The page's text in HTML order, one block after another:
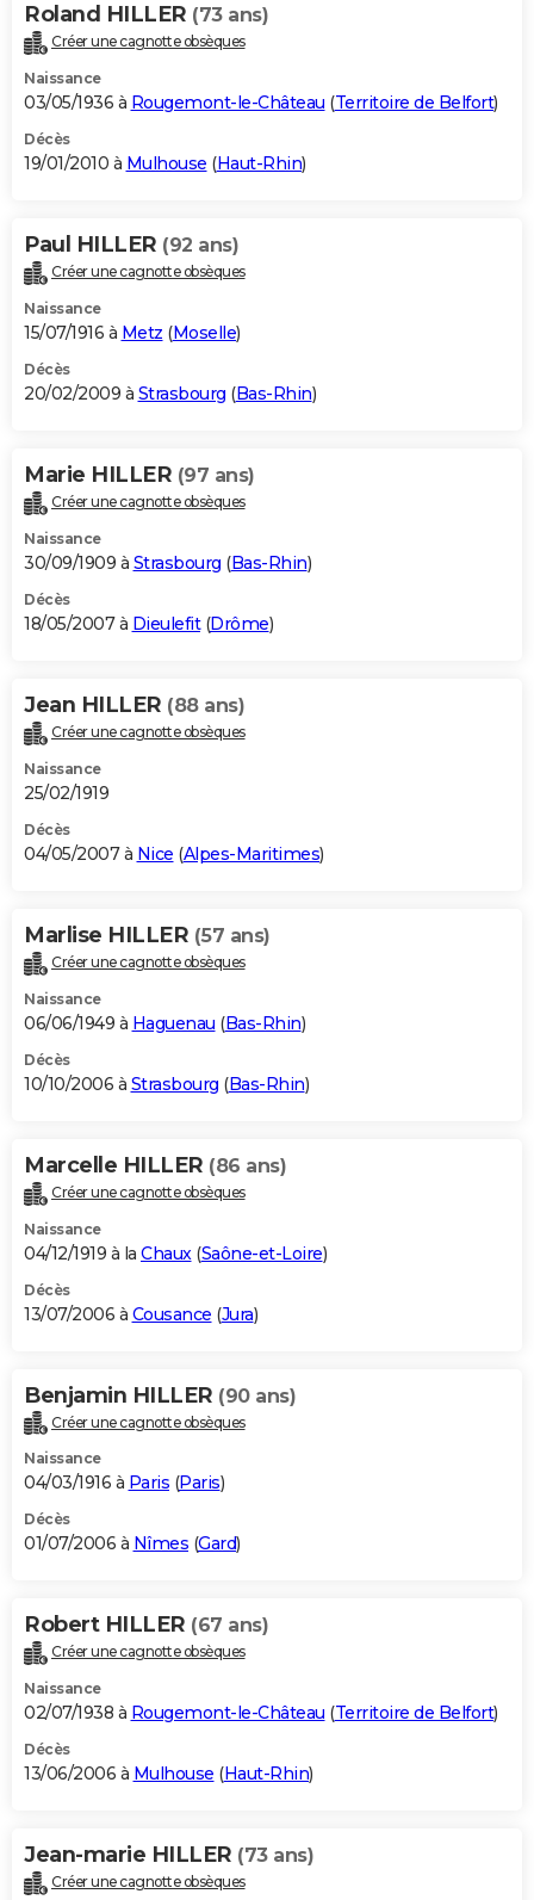
Roland HILLER (73 ans)
Créer une cagnotte obsèques
Naissance
03/05/1936 à Rougemont-le-Château (Territoire de Belfort)
Décès
19/01/2010 à Mulhouse (Haut-Rhin)
Paul HILLER (92 ans)
Créer une cagnotte obsèques
Naissance
15/07/1916 à Metz (Moselle)
Décès
20/02/2009 à Strasbourg (Bas-Rhin)
Marie HILLER (97 ans)
Créer une cagnotte obsèques
Naissance
30/09/1909 à Strasbourg (Bas-Rhin)
Décès
18/05/2007 à Dieulefit(Drôme)
Jean HILLER (88 ans)
Créer une cagnotte obsèques
Naissance
25/02/1919
Décès
04/05/2007 à Nice (Alpes-Maritimes)
Marlise HILLER (57 ans)
Créer une cagnotte obsèques
Naissance
06/06/1949 à Haguenau (Bas-Rhin)
Décès
10/10/2006 à Strasbourg (Bas-Rhin)
Marcelle HILLER (86 ans)
Créer une cagnotte obsèques
Naissance
04/12/1919 à la Chaux (Saône-et-Loire)
Décès
13/07/2006 à Cousance (Jura)
Benjamin HILLER (90 ans)
Créer une cagnotte obsèques
Naissance
04/03/1916 à Paris (Paris)
Décès
01/07/2006 à Nîmes (Gard)
Robert HILLER (67 ans)
Créer une cagnotte obsèques
Naissance
02/07/1938 à Rougemont-le-Château (Territoire de Belfort)
Décès
13/06/2006 à Mulhouse (Haut-Rhin)
Jean-marie HILLER (73 ans)
Créer une cagnotte obsèques